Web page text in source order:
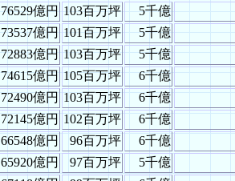
76529億円 103百万坪
5千億
73537億円 101百万坪
5千億
72883億円 103百万坪
5千億
74615億円 105百万坪
6千億
72490億円 103百万坪
6千億
72145億円 102百万坪
6千億
66548億円 96百万坪
6千億
65920億円 97百万坪
5千億